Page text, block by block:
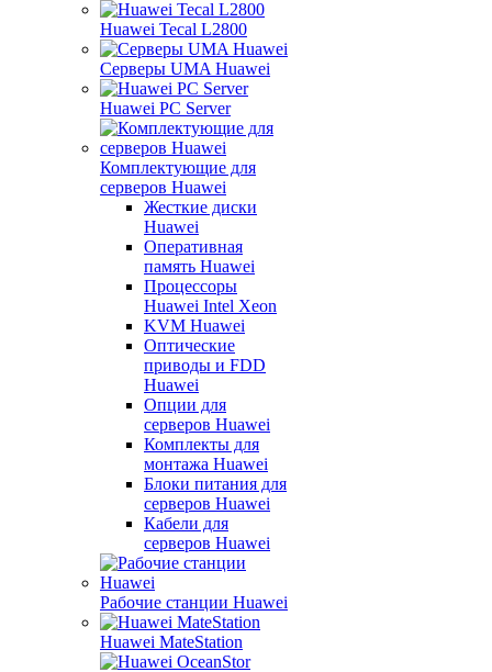
Huawei Tecal L2800
Серверы UMA Huawei
Huawei PC Server
Комплектующие для
серверов Huawei
Жесткие диски
Huawei
Оперативная
память Huawei
Процессоры
Huawei Intel Xeon
KVM Huawei
Оптические
приводы и FDD
Huawei
Опции для
серверов Huawei
Комплекты для
монтажа Huawei
Блоки питания для
серверов Huawei
Кабели для
серверов Huawei
Рабочие станции Huawei
Huawei MateStation